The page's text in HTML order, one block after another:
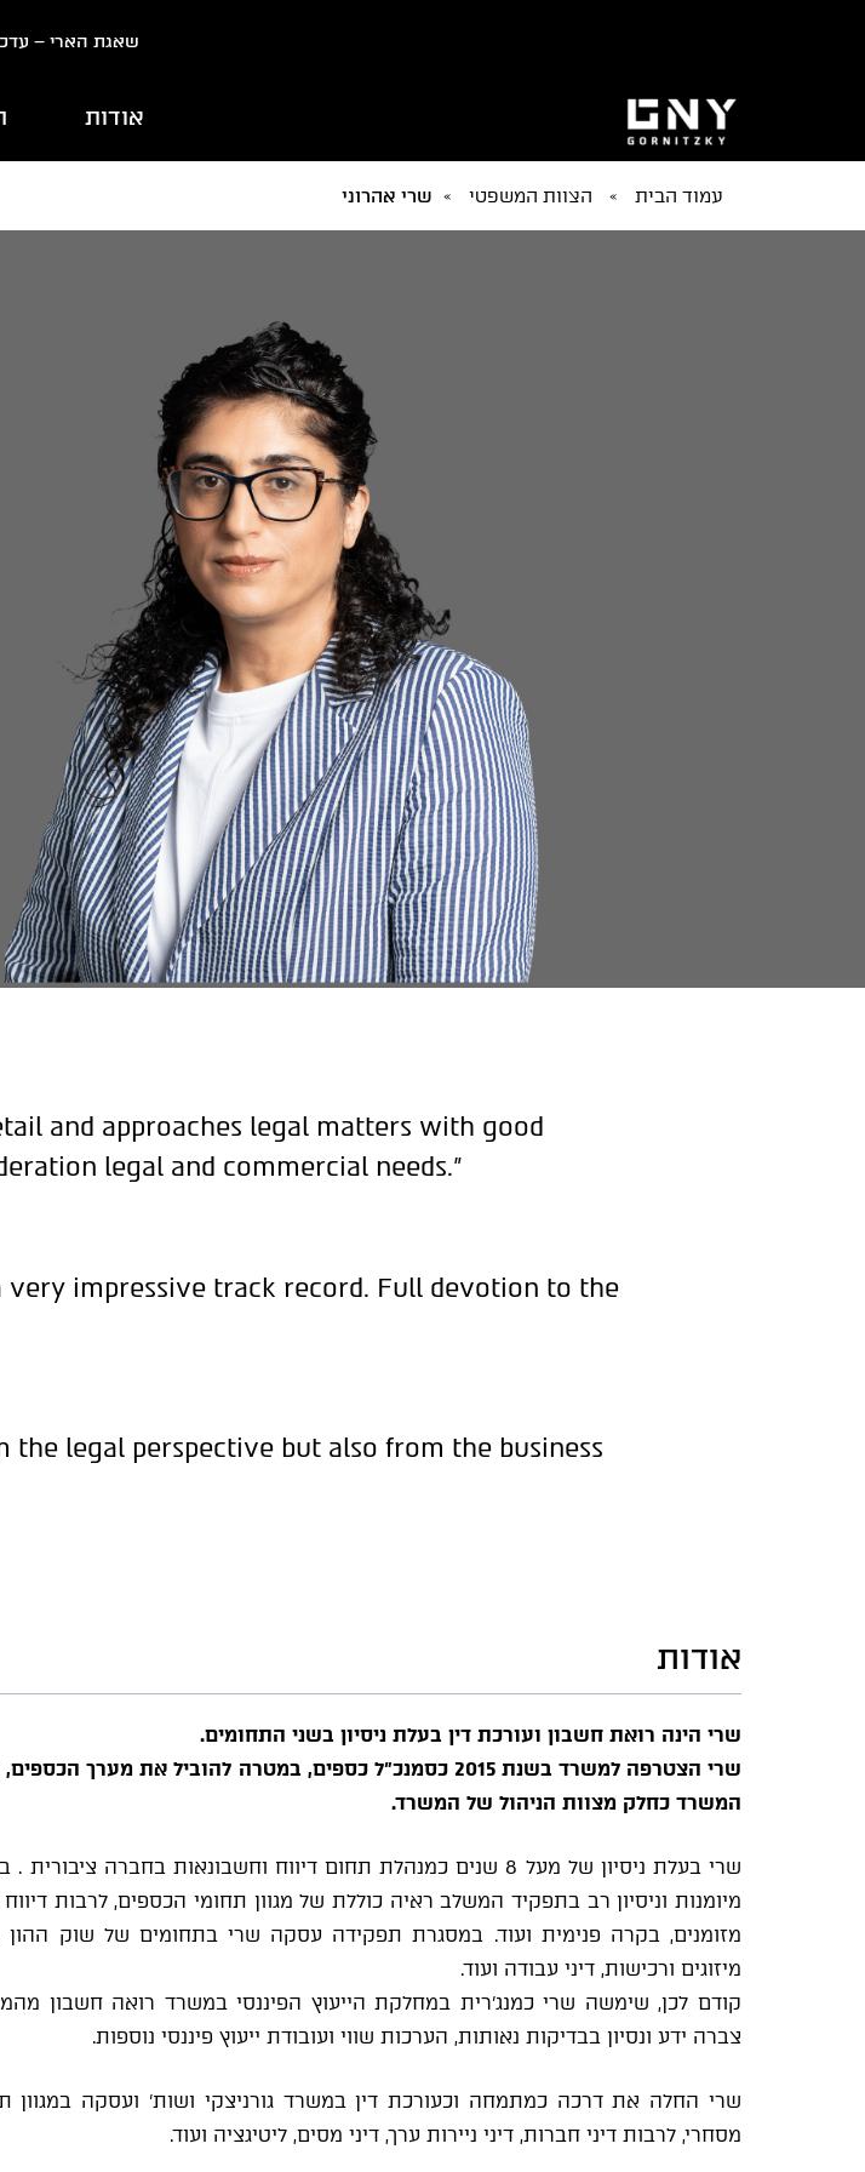
שאגת הארי –
אודות
עמוד הבית » הצוות המשפטי » שרי אהרוני
and approaches legal matters with good
legal and commercial needs."
very impressive track record. Full devotion to the
the legal perspective but also from the business
אודות
שרי הינה רואת חשבון ועורכת דין בעלת ניסיון בשני התחומים.
שרי הצטרפה למשרד בשנת 2015 כסמנכ"ל כספים, במטרה להוביל את מערך
המשרד כחלק מצוות הניהול של המשרד.
שרי בעלת ניסיון של מעל 8 שנים כמנהלת תחום דיווח וחשבונאות בחברה
מיומנות וניסיון רב בתפקיד המשלב ראיה כוללת של מגוון תחומי הכספים, לרבות דיווח
מזומנים, בקרה פנימית ועוד. במסגרת תפקידה עסקה שרי בתחומים של שוק ההון
מיזוגים ורכישות, דיני עבודה ועוד.
קודם לכן, שימשה שרי כמנג'רית במחלקת הייעוץ הפיננסי במשרד רואה חשבון
צברה ידע ונסיון בבדיקות נאותות, הערכות שווי ועובודת ייעוץ פיננסי נוספות.
שרי החלה את דרכה כמתמחה וכעורכת דין במשרד גורניצקי ושות' ועסקה במגוון
מסחרי, לרבות דיני חברות, דיני ניירות ערך, דיני מסים, ליטיגציה ועוד.